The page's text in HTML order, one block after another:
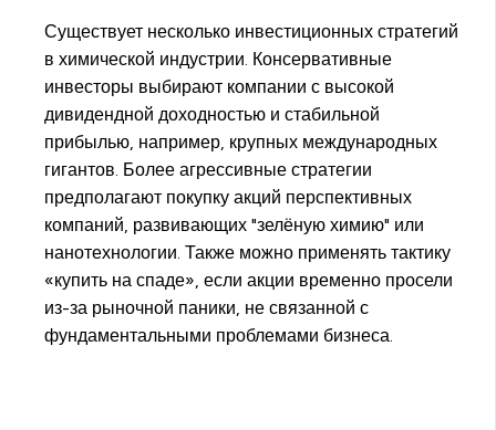
Существует несколько инвестиционных стратегий
в химической индустрии. Консервативные
инвесторы выбирают компании с высокой
дивидендной доходностью и стабильной
прибылью, например, крупных международных
гигантов. Более агрессивные стратегии
предполагают покупку акций перспективных
компаний, развивающих "зелёную химию" или
нанотехнологии. Также можно применять тактику
«купить на спаде», если акции временно просели
из-за рыночной паники, не связанной с
фундаментальными проблемами бизнеса.